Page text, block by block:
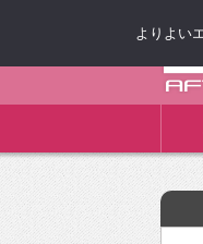
よりよい